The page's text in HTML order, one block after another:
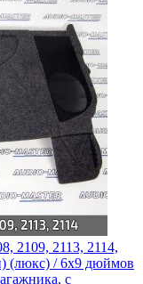
2109, 2113, 2114,
(люкс) / 6x9 дюймов
с